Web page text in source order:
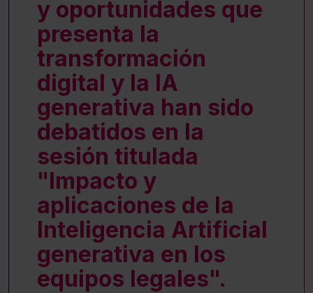
y oportunidades que
presenta la
transformación
digital y la IA
generativa han sido
debatidos en la
sesión titulada
"Impacto y
aplicaciones de la
Inteligencia Artificial
generativa en los
equipos legales".